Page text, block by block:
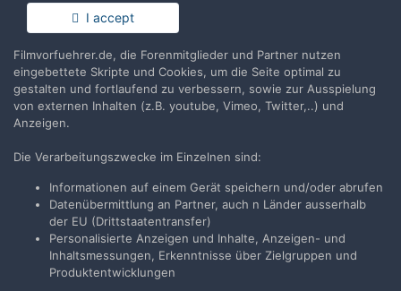
Du hast bereits ein Benutzerkonto? Melde Dich hier an.
Jetzt anmelden
Teilen Folgen
Zur Themenübersicht
I accept
Filmvorfuehrer.de, die Forenmitglieder und Partner nutzen
eingebettete Skripte und Cookies, um die Seite optimal zu
gestalten und fortlaufend zu verbessern, sowie zur Ausspielung
von externen Inhalten (z.B. youtube, Vimeo, Twitter,..) und
Anzeigen.
Die Verarbeitungszwecke im Einzelnen sind:
Informationen auf einem Gerät speichern und/oder abrufen
Datenübermittlung an Partner, auch n Länder ausserhalb
der EU (Drittstaatentransfer)
Personalisierte Anzeigen und Inhalte, Anzeigen- und
Inhaltsmessungen, Erkenntnisse über Zielgruppen und
Produktentwicklungen